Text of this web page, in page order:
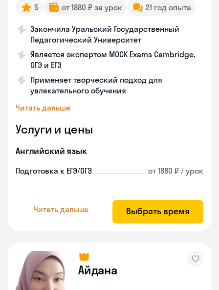
5 от 1880 ₽ за урок 21 год опыта
Закончила Уральский Государственный
Педагогический Университет
Является экспертом MOCK Exams Cambridge,
ОГЭ и ЕГЭ
Применяет творческий подход для
увлекательного обучения
Читать дальше
Услуги и цены
Английский язык
Подготовка к ЕГЭ/ОГЭ от 1880 ₽ / урок
Читать дальше Выбрать время
Айдана